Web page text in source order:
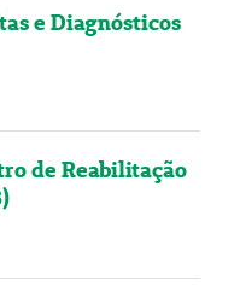
e Diagnósticos
de Reabilitação